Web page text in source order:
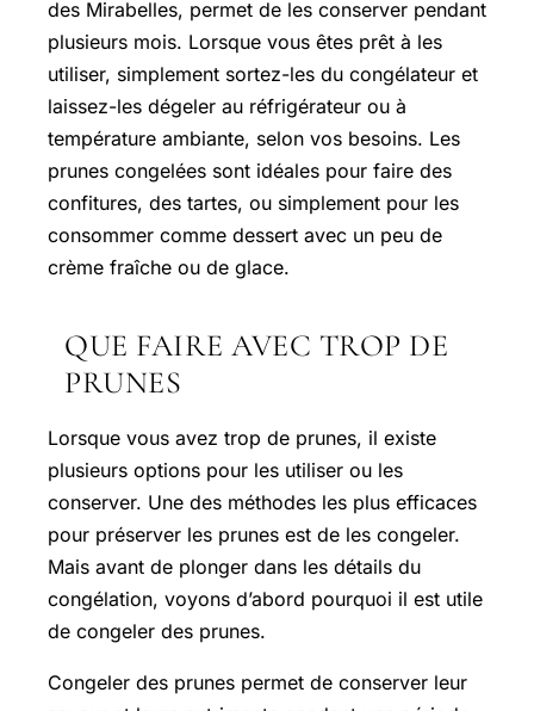
des Mirabelles, permet de les conserver pendant
plusieurs mois. Lorsque vous êtes prêt à les
utiliser, simplement sortez-les du congélateur et
laissez-les dégeler au réfrigérateur ou à
température ambiante, selon vos besoins. Les
prunes congelées sont idéales pour faire des
confitures, des tartes, ou simplement pour les
consommer comme dessert avec un peu de
crème fraîche ou de glace.
QUE FAIRE AVEC TROP DE
PRUNES
Lorsque vous avez trop de prunes, il existe
plusieurs options pour les utiliser ou les
conserver. Une des méthodes les plus efficaces
pour préserver les prunes est de les congeler.
Mais avant de plonger dans les détails du
congélation, voyons d’abord pourquoi il est utile
de congeler des prunes.
Congeler des prunes permet de conserver leur